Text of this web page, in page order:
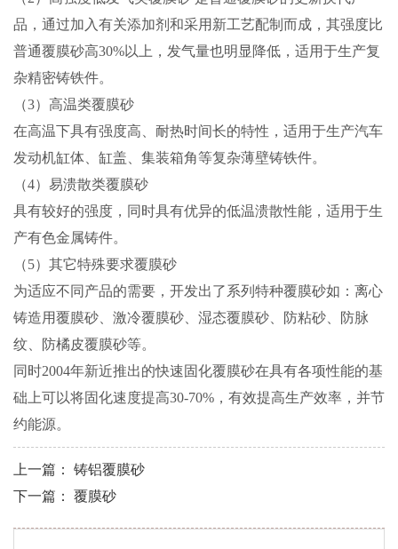
品，通过加入有关添加剂和采用新工艺配制而成，其强度比
普通覆膜砂高30%以上，发气量也明显降低，适用于生产复
杂精密铸铁件。
（3）高温类覆膜砂
在高温下具有强度高、耐热时间长的特性，适用于生产汽车
发动机缸体、缸盖、集装箱角等复杂薄壁铸铁件。
（4）易溃散类覆膜砂
具有较好的强度，同时具有优异的低温溃散性能，适用于生
产有色金属铸件。
（5）其它特殊要求覆膜砂
为适应不同产品的需要，开发出了系列特种覆膜砂如：离心
铸造用覆膜砂、激冷覆膜砂、湿态覆膜砂、防粘砂、防脉
纹、防橘皮覆膜砂等。
同时2004年新近推出的快速固化覆膜砂在具有各项性能的基
础上可以将固化速度提高30-70%，有效提高生产效率，并节
约能源。
上一篇： 铸铝覆膜砂
下一篇： 覆膜砂